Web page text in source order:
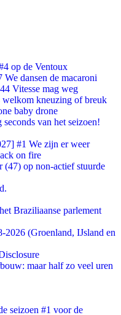
op de Ventoux
dansen de macaroni
Vitesse mag weg
kneuzing of breuk
baby drone
van het seizoen!
#1 We zijn er weer
on fire
(47) op non-actief stuurde
Braziliaanse parlement
2026 (Groenland, IJsland en
maar half zo veel uren
seizoen #1 voor de